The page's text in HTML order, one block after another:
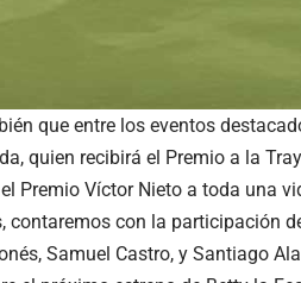
que entre los eventos
quien recibirá el Premio a la
Premio Víctor Nieto a toda una
contaremos con la participación
Samuel Castro, y Santiago